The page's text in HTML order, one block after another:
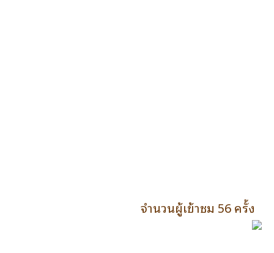
จำนวนผู้เข้าชม 56 ครั้ง